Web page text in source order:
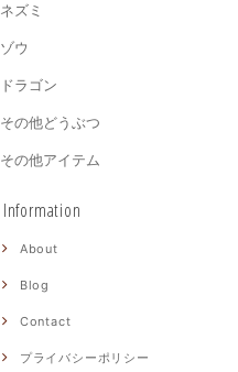
ネズミ
ゾウ
ドラゴン
その他どうぶつ
その他アイテム
Information
About
Blog
Contact
プライバシーポリシー